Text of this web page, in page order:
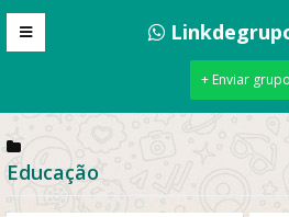
+ Enviar grupo
Educação